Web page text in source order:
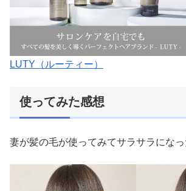
LUTY（ルーティー）
使ってみた感想
妻が髪の毛が使ってみてサラサラになっ